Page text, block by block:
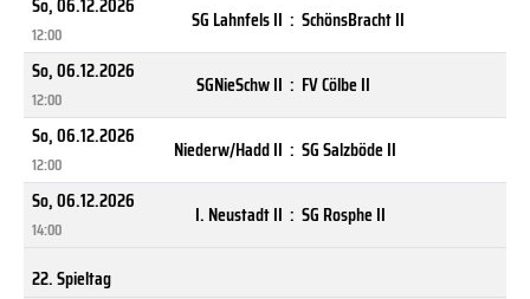
12:00
SG Lahnfels II : SchönsBracht II
So, 06.12.2026
12:00
SGNieSchw II : FV Cölbe II
So, 06.12.2026
12:00
Niederw/Hadd II : SG Salzböde II
So, 06.12.2026
14:00
I. Neustadt II : SG Rosphe II
22. Spieltag